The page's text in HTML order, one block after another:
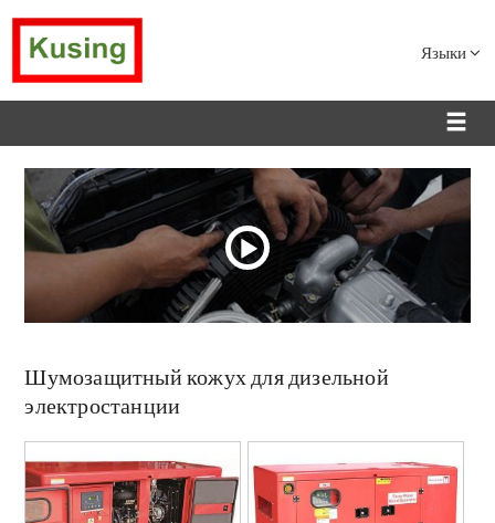
Языки
Шумозащитный кожух для дизельной
электростанции